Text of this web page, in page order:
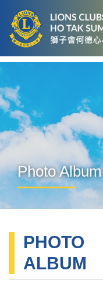
Photo Album
PHOTO
ALBUM